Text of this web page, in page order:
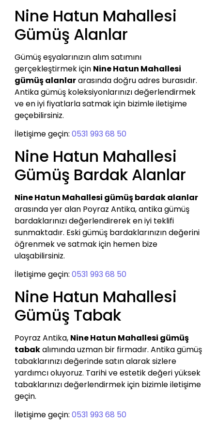
Nine Hatun Mahallesi
Gümüş Alanlar
Gümüş eşyalarınızın alım satımını
gerçekleştirmek için Nine Hatun Mahallesi
gümüş alanlararasında doğru adres burasıdır.
Antika gümüş koleksiyonlarınızı değerlendirmek
ve en iyi fiyatlarla satmak için bizimle iletişime
geçebilirsiniz.
İletişime geçin: 0531 993 68 50
Nine Hatun Mahallesi
Gümüş Bardak Alanlar
Nine Hatun Mahallesi gümüş bardak alanlar
arasında yer alan Poyraz Antika, antika gümüş
bardaklarınızı değerlendirerek en iyi teklifi
sunmaktadır. Eski gümüş bardaklarınızın değerini
öğrenmek ve satmak için hemen bize
ulaşabilirsiniz.
İletişime geçin: 0531 993 68 50
Nine Hatun Mahallesi
Gümüş Tabak
Poyraz Antika, Nine Hatun Mahallesi gümüş
tabakalımında uzman bir firmadır. Antika gümüş
tabaklarınızı değerinde satın alarak sizlere
yardımcı oluyoruz. Tarihi ve estetik değeri yüksek
tabaklarınızı değerlendirmek için bizimle iletişime
geçin.
İletişime geçin: 0531 993 68 50